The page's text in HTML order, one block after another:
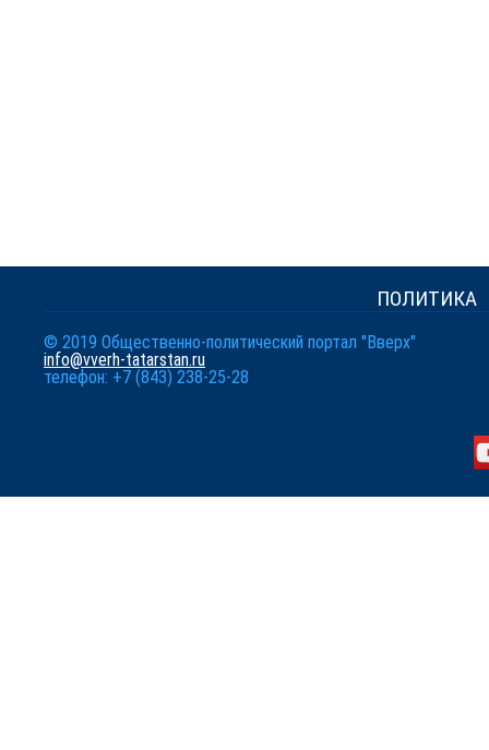
ПОЛИТИКА
© 2019 Общественно-политический портал "Вверх"
info@vverh-tatarstan.ru
телефон: +7 (843) 238-25-28